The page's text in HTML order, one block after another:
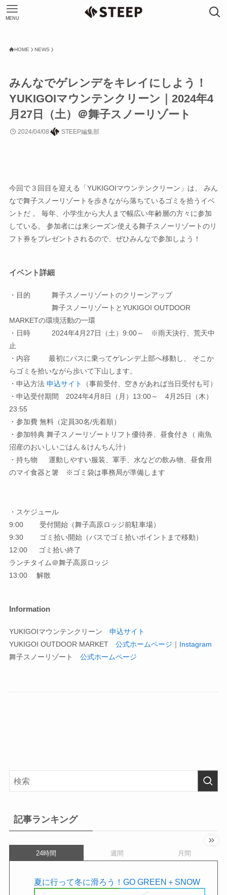
MENU
HOME NEWS
みんなでゲレンデをキレイにしよう！
YUKIGOIマウンテンクリーン｜2024年4
月27日（土）＠舞子スノーリゾート
2024/04/08 STEEP編集部
今回で３回目を迎える「YUKIGOIマウンテンクリーン」は、 みん
なで舞子スノーリゾートを歩きながら落ちているゴミを拾うイベ
ントだ 。 毎年、小学生から大人まで幅広い年齢層の方々に参加
している。 参加者には来シーズン使える舞子スノーリゾートのリ
フト券をプレゼントされるので、ぜひみんなで参加しよう！
イベント詳細
・目的 舞子スノーリゾートのクリーンアップ
舞子スノーリゾートとYUKIGOI OUTDOOR
MARKETの環境活動の一環
・日時 2024年4月27日（土）9:00～ ※雨天決行、荒天中
止
・内容 最初にバスに乗ってゲレンデ上部へ移動し、 そこか
らゴミを拾いながら歩いて下山します。
・申込方法 申込サイト
（事前受付、空きがあれば当日受付も可）
・申込受付期間 2024年4月8日（月）13:00～ 4月25日（木）
23:55
・参加費 無料（定員30名/先着順）
・参加特典 舞子スノーリゾートリフト優待券、昼食付き（ 南魚
沼産のおいしいごはん＆けんちん汁）
・持ち物 運動しやすい服装、軍手、水などの飲み物、昼食用
のマイ食器と箸 ※ゴミ袋は事務局が準備します
・スケジュール
9:00 受付開始（舞子高原ロッジ前駐車場）
9:30 ゴミ拾い開始（バスでゴミ拾いポイントまで移動）
12:00 ゴミ拾い終了
ランチタイム＠舞子高原ロッジ
13:00 解散
Information
YUKIGOIマウンテンクリーン 申込サイト
YUKIGOI OUTDOOR MARKET 公式ホームページ ｜ Instagram
舞子スノーリゾート 公式ホームページ
記事ランキング
24時間 週間 月間
夏に行って冬に滑ろう！GO GREEN＋SNOW